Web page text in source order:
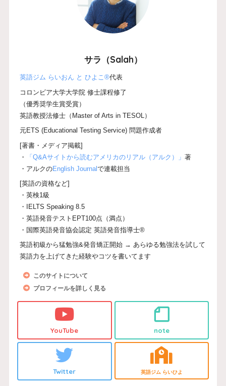
サラ（Salah）
英語ジム らいおん と ひよこ®代表
コロンビア大学大学院 修士課程修了
（優秀奨学生賞受賞）
英語教授法修士（Master of Arts in TESOL）
元ETS (Educational Testing Service) 問題作成者
[著書・メディア掲載]
・
「Q&Aサイトから読むアメリカのリアル（アルク）」著
・アルクのEnglish Journalで連載担当
[英語の資格など]
・英検1級
・IELTS Speaking 8.5
・英語発音テストEPT100点（満点）
・国際英語発音協会認定 英語発音指導士®
英語初級から猛勉強&発音矯正開始 → あらゆる勉強法を試して
英語力を上げてきた経験やコツを書いてます
このサイトについて
プロフィールを詳しく見る
YouTube note
Twitter 英語ジム らいひよ